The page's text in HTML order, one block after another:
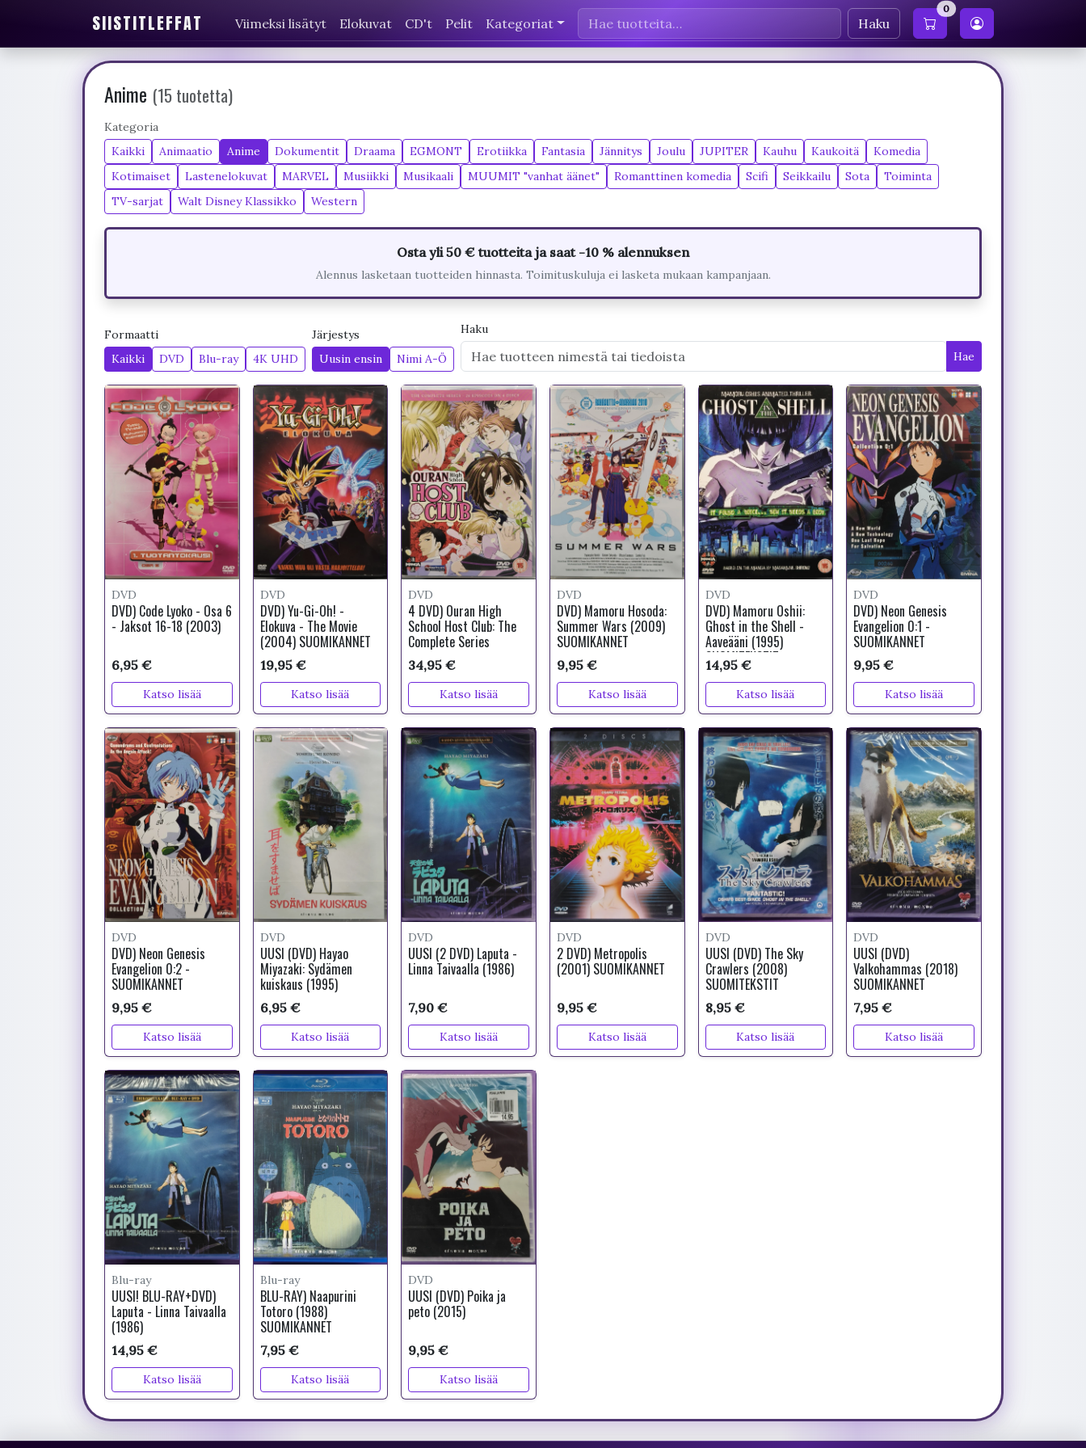
SIISTITLEFFAT Viimeksi lisätyt Elokuvat CD't Pelit Kategoriat Haku
0
Anime (15 tuotetta)
Kategoria
Kaikki
Animaatio Anime Dokumentit Draama EGMONT Erotiikka Fantasia Jännitys Joulu JUPITER Kauhu Kaukoitä
Komedia
Kotimaiset
Lastenelokuvat MARVEL Musiikki Musikaali MUUMIT "vanhat äänet" Romanttinen komedia Scifi Seikkailu Sota
Toiminta
TV-sarjat
Walt Disney Klassikko Western
Osta yli 50 € tuotteita ja saat -10 % alennuksen
Alennus lasketaan tuotteiden hinnasta. Toimituskuluja ei lasketa mukaan kampanjaan.
Formaatti
Kaikki
DVD Blu-ray 4K UHD
Järjestys
Uusin ensin
Nimi A-Ö
Haku
Hae
DVD
DVD) Code Lyoko - Osa 6
- Jaksot 16-18 (2003)
6,95 €
Katso lisää
DVD
DVD) Yu-Gi-Oh! -
Elokuva - The Movie
(2004) SUOMIKANNET
19,95 €
Katso lisää
DVD
4 DVD) Ouran High
School Host Club: The
Complete Series
34,95 €
Katso lisää
DVD
DVD) Mamoru Hosoda:
Summer Wars (2009)
SUOMIKANNET
9,95 €
Katso lisää
DVD
DVD) Mamoru Oshii:
Ghost in the Shell -
Aaveääni (1995)
SUOMITEKSTIT
14,95 €
Katso lisää
DVD
DVD) Neon Genesis
Evangelion 0:1 -
SUOMIKANNET
9,95 €
Katso lisää
DVD
DVD) Neon Genesis
Evangelion 0:2 -
SUOMIKANNET
9,95 €
Katso lisää
DVD
UUSI (DVD) Hayao
Miyazaki: Sydämen
kuiskaus (1995)
6,95 €
Katso lisää
DVD
UUSI (2 DVD) Laputa -
Linna Taivaalla (1986)
7,90 €
Katso lisää
DVD
2 DVD) Metropolis
(2001) SUOMIKANNET
9,95 €
Katso lisää
DVD
UUSI (DVD) The Sky
Crawlers (2008)
SUOMITEKSTIT
8,95 €
Katso lisää
DVD
UUSI (DVD)
Valkohammas (2018)
SUOMIKANNET
7,95 €
Katso lisää
Blu-ray
UUSI! BLU-RAY+DVD)
Laputa - Linna Taivaalla
(1986)
14,95 €
Katso lisää
Blu-ray
BLU-RAY) Naapurini
Totoro (1988)
SUOMIKANNET
7,95 €
Katso lisää
DVD
UUSI (DVD) Poika ja
peto (2015)
9,95 €
Katso lisää